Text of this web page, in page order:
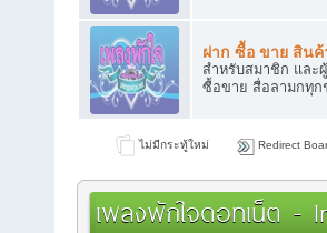
ฝาก ซื้อ ขาย สิน
สำหรับสมาชิก และ
ซื้อขาย สื่อลามกทุ
ไม่มีกระทู้ใหม่ Redirect
เพลงพักใจดอทเน็ต -